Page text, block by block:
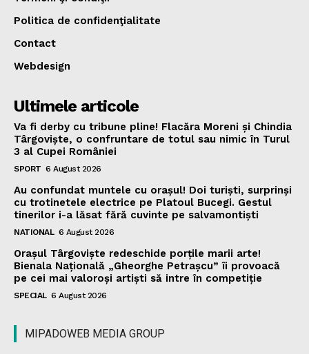
Politica de confidenţialitate
Contact
Webdesign
Ultimele articole
Va fi derby cu tribune pline! Flacăra Moreni și Chindia
Târgoviște, o confruntare de totul sau nimic în Turul
3 al Cupei României
SPORT 6 August 2026
Au confundat muntele cu orașul! Doi turiști, surprinși
cu trotinetele electrice pe Platoul Bucegi. Gestul
tinerilor i-a lăsat fără cuvinte pe salvamontiști
NATIONAL 6 August 2026
Orașul Târgoviște redeschide porțile marii arte!
Bienala Națională „Gheorghe Petrașcu” îi provoacă
pe cei mai valoroși artiști să intre în competiție
SPECIAL 6 August 2026
MIPADOWEB MEDIA GROUP